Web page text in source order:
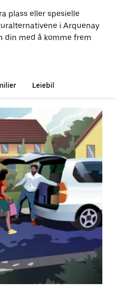
plass eller spesielle
i Arquenay
din med å komme frem
Leiebil